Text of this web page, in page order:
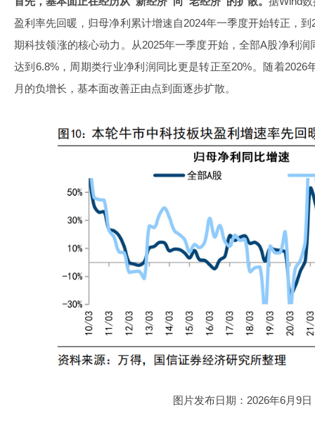
盈利率先回暖，归母净利累计增速自2024年一季度开始转正，
期科技领涨的核心动力。从2025年一季度开始，全部A股净利
达到6.8%，周期类行业净利润同比更是转正至20%。随着2026
月的负增长，基本面改善正由点到面逐步扩散。
图片发布日期：2026年6月9日